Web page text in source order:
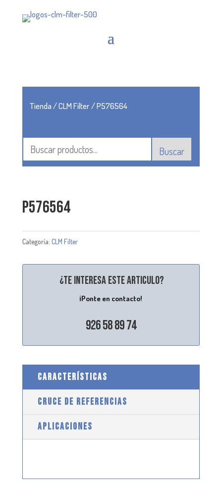
Tienda/CLM Filter/ P576564
Buscar
P576564
Categoría: CLM Filter
¿Te interesa este articulo?
¡Ponte en contacto!
926 58 89 74
CARACTERÍSTICAS
CRUCE DE REFERENCIAS
APLICACIONES